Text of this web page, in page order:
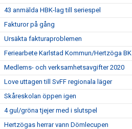
43 anmälda HBK-lag till seriespel
Fakturor på gång
Ursäkta fakturaproblemen
Feriearbete Karlstad Kommun/Hertzöga BK
Medlems- och verksamhetsavgifter 2020
Love uttagen till SvFF regionala läger
Skåreskolan öppen igen
4 gul/gröna tjejer med i slutspel
Hertzögas herrar vann Dömlecupen